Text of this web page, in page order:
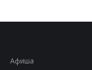
Афиша